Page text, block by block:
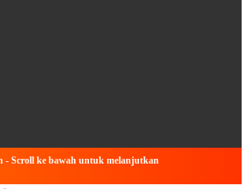
- Scroll ke bawah untuk melanjutkan